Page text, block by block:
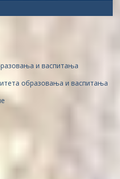
и васпитања
образовања и васпитања